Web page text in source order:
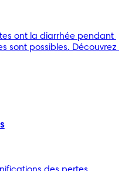
ont la diarrhée pendant
sont possibles. Découvrez